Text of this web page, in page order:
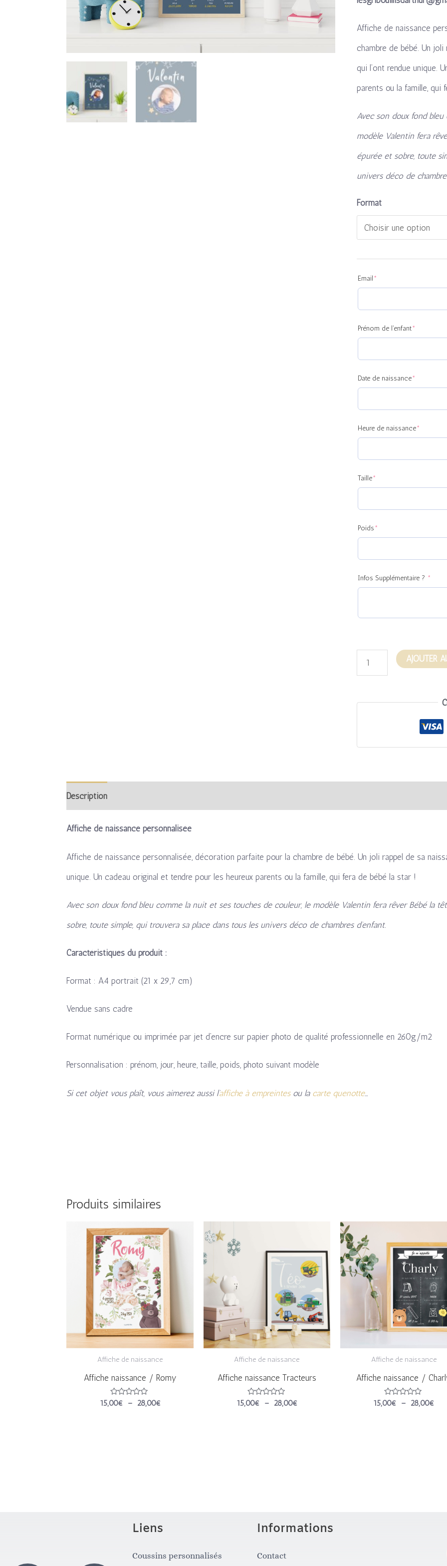
Affiche de naissance
chambre de bébé. Un
qui l’ont rendue unique.
parents ou la famille, qui
Avec son doux fond
modèle Valentin fera
épurée et sobre, toute
univers déco de
Format
Email*
Prénom de l'enfant*
Date de naissance*
Heure de naissance*
Taille*
Poids*
Infos Supplémentaire ? *
AJOUTER
Description
Affiche de naissance personnalisée
Affiche de naissance personnalisée, décoration parfaite pour la chambre de bébé. Un joli rappel de sa
unique. Un cadeau original et tendre pour les heureux parents ou la famille, qui fera de bébé la star !
Avec son doux fond bleu comme la nuit et ses touches de couleur, le modèle Valentin fera rêver Bébé la
sobre, toute simple, qui trouvera sa place dans tous les univers déco de chambres d’enfant.
Caractéristiques du produit :
Format : A4 portrait (21 x 29,7 cm)
Vendue sans cadre
Format numérique ou imprimée par jet d’encre sur papier photo de qualité professionnelle en 260g/m2
Personnalisation : prénom, jour, heure, taille, poids, photo suivant modèle
Si cet objet vous plaît, vous aimerez aussi l’affiche à empreintesou la carte quenotte…
Produits similaires
Affiche de naissance
Affiche naissance / Romy
Note
15,00€ – 28,00€
de
prix :
15,00€
28,00€
Affiche de naissance
Affiche naissance Tracteurs
Note
15,00€ – 28,00€
15,00€
28,00€
Affiche de naissance
Affiche naissance /
Note
15,00€ – 28,00€
prix
Liens
Coussins personnalisés
Informations
Contact